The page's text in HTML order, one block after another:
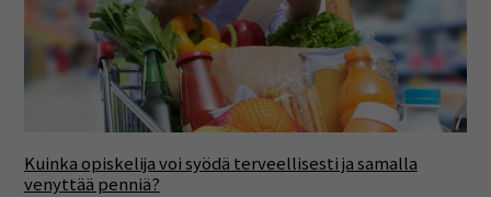
Kuinka opiskelija voi syödä terveellisesti ja samalla
venyttää penniä?